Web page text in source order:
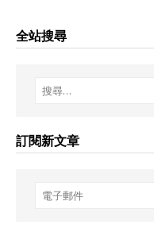
全站搜尋
訂閱新文章